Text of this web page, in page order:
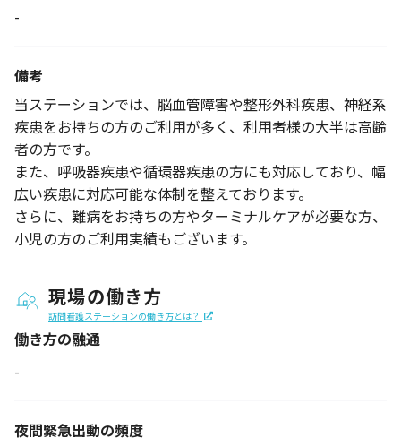
-
備考
当ステーションでは、脳血管障害や整形外科疾患、神経系
疾患をお持ちの方のご利用が多く、利用者様の大半は高齢
者の方です。
また、呼吸器疾患や循環器疾患の方にも対応しており、幅
広い疾患に対応可能な体制を整えております。
さらに、難病をお持ちの方やターミナルケアが必要な方、
小児の方のご利用実績もございます。
現場の働き方
訪問看護ステーションの働き方とは？
働き方の融通
-
夜間緊急出動の頻度